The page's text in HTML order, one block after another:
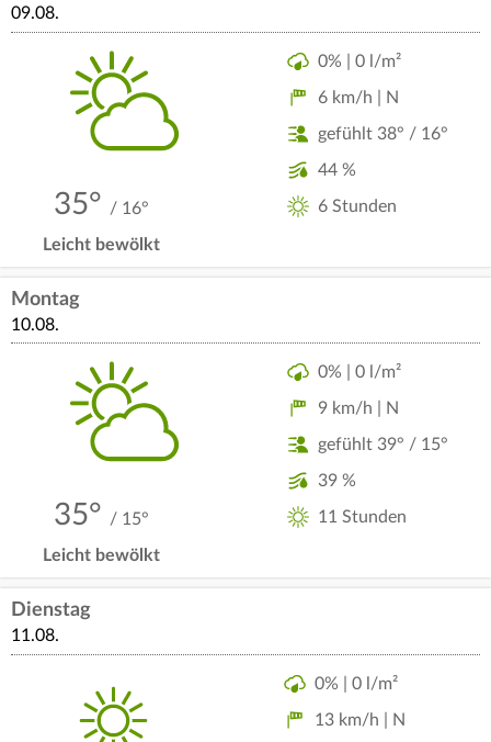
09.08.
35° / 16°
Leicht bewölkt
0% | 0 l/m²
6 km/h | N
gefühlt 38° / 16°
44 %
6 Stunden
Montag
10.08.
35° / 15°
Leicht bewölkt
0% | 0 l/m²
9 km/h | N
gefühlt 39° / 15°
39 %
11 Stunden
Dienstag
11.08.
0% | 0 l/m²
13 km/h | N